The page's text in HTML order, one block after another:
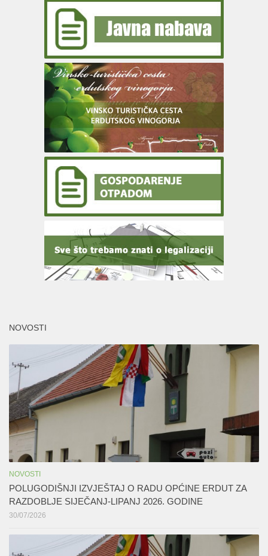
NOVOSTI
NOVOSTI
POLUGODIŠNJI IZVJEŠTAJ O RADU OPĆINE ERDUT ZA
RAZDOBLJE SIJEČANJ-LIPANJ 2026. GODINE
30/07/2026